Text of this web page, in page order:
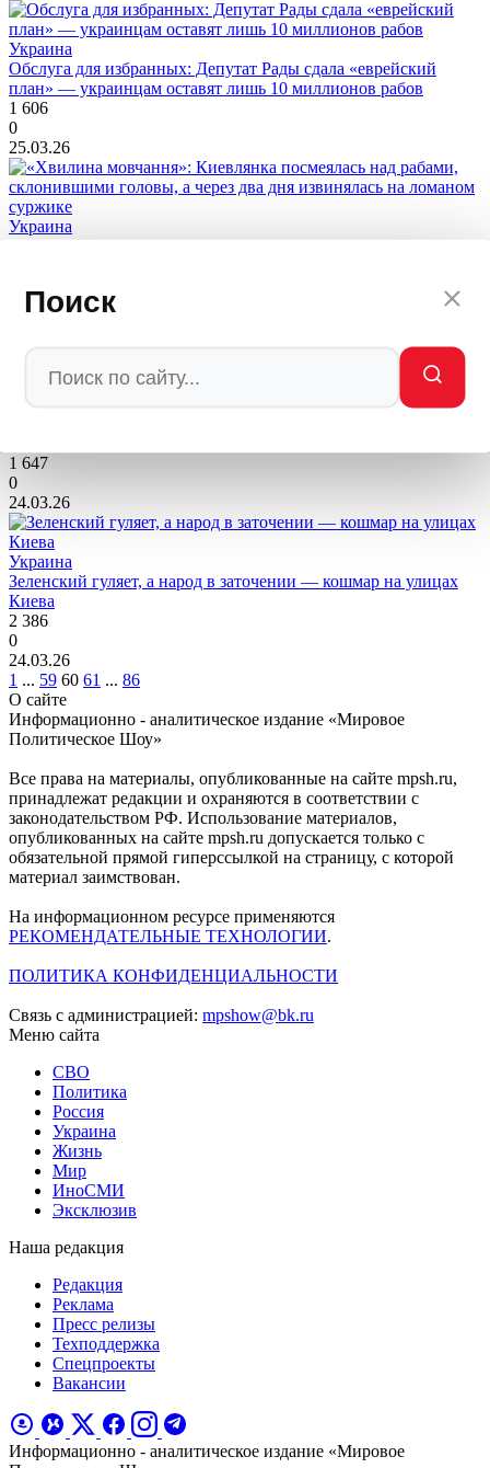
Поиск
Украина
Обслуга для избранных: Депутат Рады сдала «еврейский
план» — украинцам оставят лишь 10 миллионов рабов
1 606
0
25.03.26
Украина
1 647
0
24.03.26
Украина
Зеленский гуляет, а народ в заточении — кошмар на улицах
Киева
2 386
0
24.03.26
1 ... 59 60 61 ... 86
О сайте
Информационно - аналитическое издание «Мировое
Политическое Шоу»
Все права на материалы, опубликованные на сайте mpsh.ru,
принадлежат редакции и охраняются в соответствии с
законодательством РФ. Использование материалов,
опубликованных на сайте mpsh.ru допускается только с
обязательной прямой гиперссылкой на страницу, с которой
материал заимствован.
На информационном ресурсе применяются
РЕКОМЕНДАТЕЛЬНЫЕ ТЕХНОЛОГИИ.
ПОЛИТИКА КОНФИДЕНЦИАЛЬНОСТИ
Связь с администрацией: mpshow@bk.ru
Меню сайта
СВО
Политика
Россия
Украина
Жизнь
Мир
ИноСМИ
Эксклюзив
Наша редакция
Редакция
Реклама
Пресс релизы
Техподдержка
Спецпроекты
Вакансии
Информационно - аналитическое издание «Мировое